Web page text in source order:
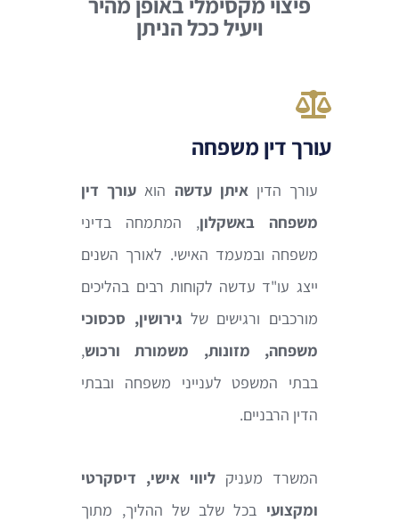
ויעיל ככל הניתן
עורך דין משפחה
עורך הדיןאיתן עדשה הוא עורך דין
משפחה באשקלון, המתמחה בדיני
משפחה ובמעמד האישי. לאורך השנים
ייצג עו"ד עדשה לקוחות רבים בהליכים
מורכבים ורגישים של גירושין, סכסוכי
משפחה, מזונות, משמורת ורכוש,
בבתי המשפט לענייני משפחה ובבתי
הדין הרבניים.
המשרד מעניק ליווי אישי, דיסקרטי
ומקצועי בכל שלב של ההליך, מתוך